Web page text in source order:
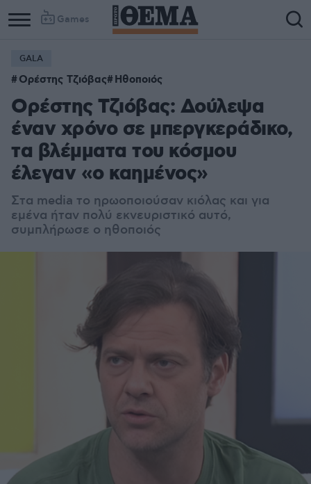
Games
GALA
Ορέστης Τζιόβας Ηθοποιός
Ορέστης Τζιόβας: Δούλεψα
έναν χρόνο σε μπεργκεράδικο,
τα βλέμματα του κόσμου
έλεγαν «ο καημένος»
Στα media το ηρωοποιούσαν κιόλας και για
εμένα ήταν πολύ εκνευριστικό αυτό,
συμπλήρωσε ο ηθοποιός